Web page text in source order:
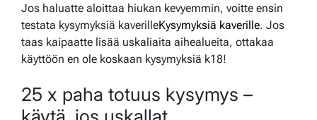
Jos haluatte aloittaa hiukan kevyemmin, voitte ensin
testata kysymyksiä kaverilleKysymyksiä kaverille. Jos
taas kaipaatte lisää uskaliaita aihealueita, ottakaa
käyttöön en ole koskaan kysymyksiä k18!
25 x paha totuus kysymys –